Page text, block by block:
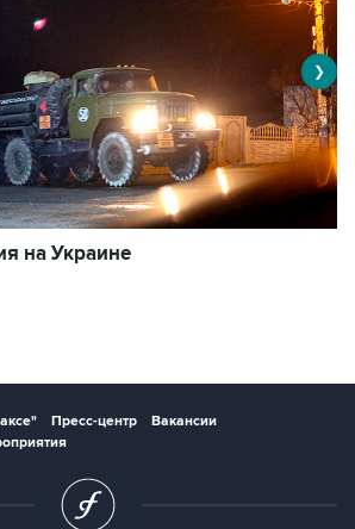
на Украине
❯
Пресс-центр
Вакансии